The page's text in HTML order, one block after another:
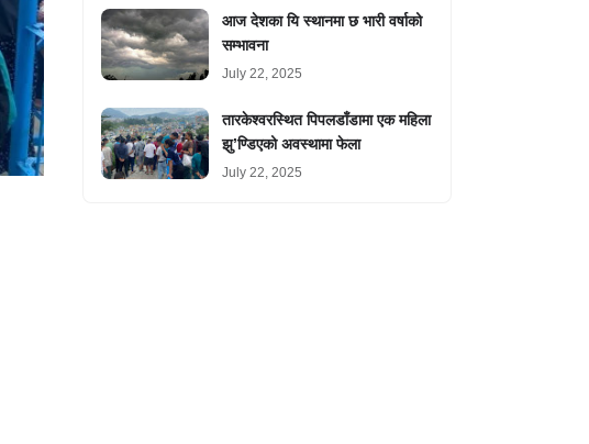
आज देशका यि स्थानमा छ भारी वर्षाको
सम्भावना
July 22, 2025
तारकेश्वरस्थित पिपलडाँडामा एक महिला
झु’ण्डिएको अवस्थामा फेला
July 22, 2025